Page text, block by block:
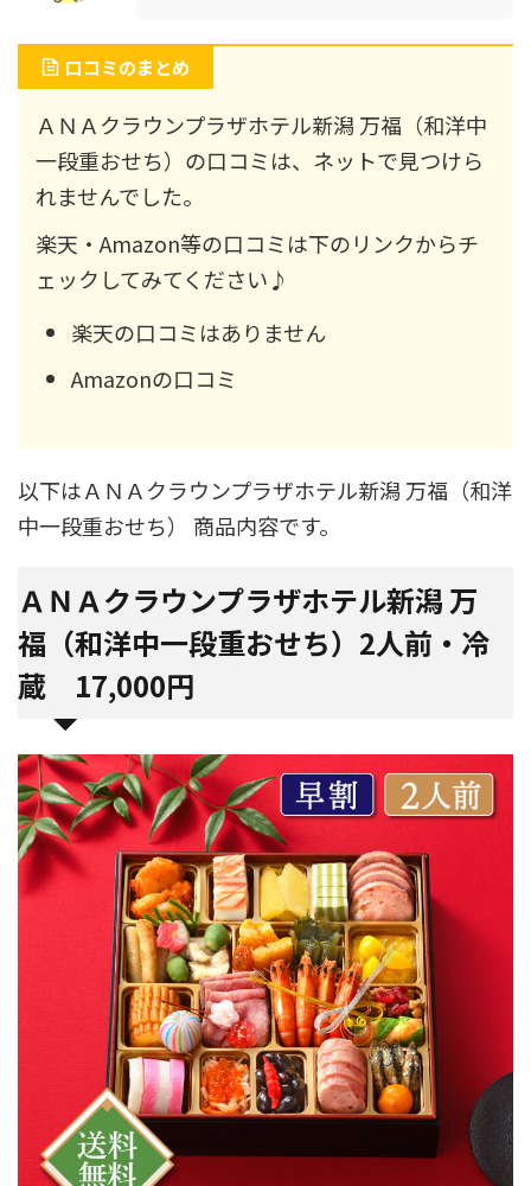
口コミのまとめ
ＡＮＡクラウンプラザホテル新潟 万福（和洋中
一段重おせち）の口コミは、ネットで見つけら
れませんでした。
楽天・Amazon等の口コミは下のリンクからチ
ェックしてみてください♪
楽天の口コミはありません
Amazonの口コミ
以下はＡＮＡクラウンプラザホテル新潟 万福（和洋
中一段重おせち） 商品内容です。
ＡＮＡクラウンプラザホテル新潟 万
福（和洋中一段重おせち）2人前・冷
蔵 17,000円